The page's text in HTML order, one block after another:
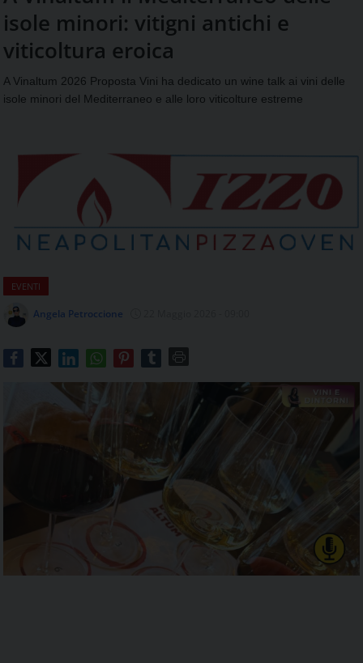
aggiornamenti
quotidiani
su
temi
come
ospitalità,
beverage,
catering
e
sul
dell'alimentazione,
dei
consumi
fuoricasa,
del
Food
Service
CONTATTI
isole minori: vitigni antichi e
viticoltura eroica
A Vinaltum 2026 Proposta Vini ha dedicato un wine talk ai vini delle
isole minori del Mediterraneo e alle loro viticolture estreme
EVENTI
Angela Petroccione